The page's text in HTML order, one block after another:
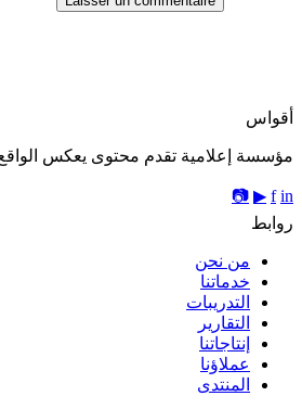
أقواس
مؤسسة إعلامية تقدم محتوى يعكس الواقع
f in
▶
📷
روابط
من نحن
خدماتنا
التدريبات
التقارير
إنتاجاتنا
عملاؤنا
المنتدى